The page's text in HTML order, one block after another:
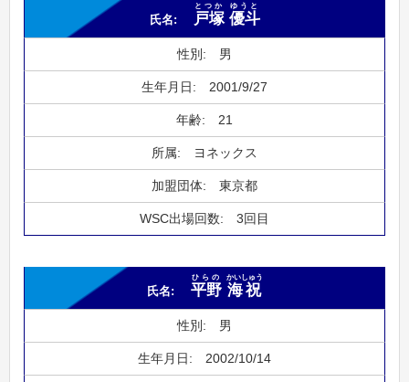
戸塚
とつか
優斗
ゆうと
男
2001/9/27
21
ヨネックス
東京都
3回目
平野
ひらの
海祝
かいしゅう
男
2002/10/14